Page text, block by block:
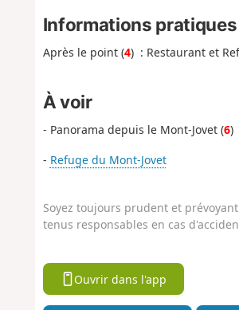
Informations pratiques
Après le point (4) : Restaurant et
À voir
- Panorama depuis le Mont-Jovet (6)
- Refuge du Mont-Jovet
Soyez toujours prudent et
tenus responsables en cas
Ouvrir dans l'app